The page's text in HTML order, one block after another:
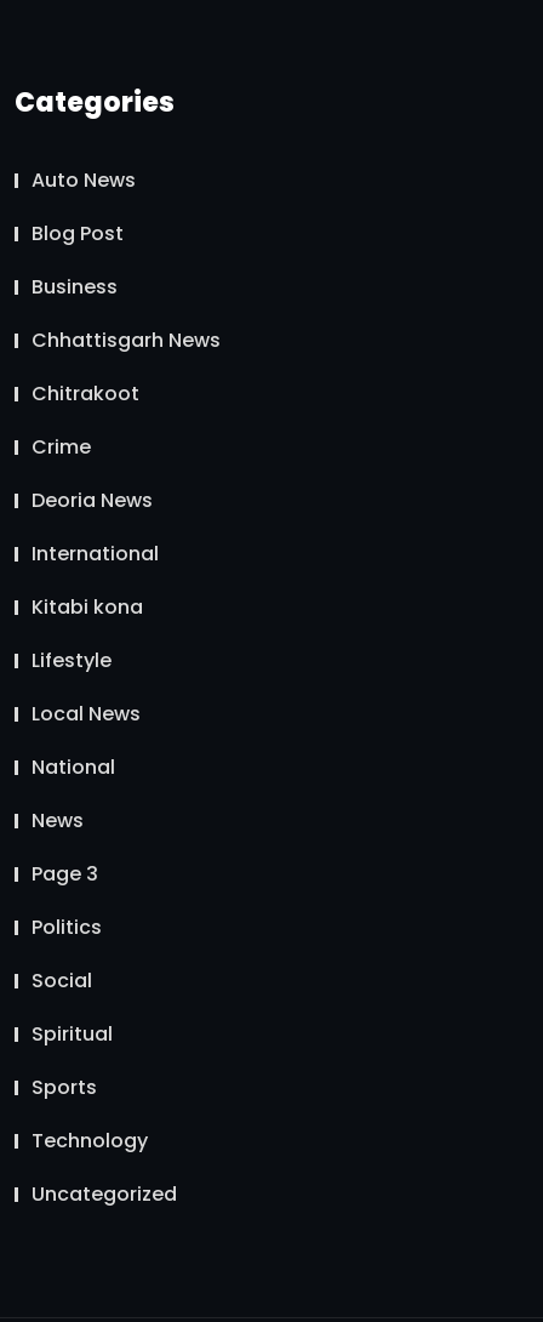
Categories
Auto News
Blog Post
Business
Chhattisgarh News
Chitrakoot
Crime
Deoria News
International
Kitabi kona
Lifestyle
Local News
National
News
Page 3
Politics
Social
Spiritual
Sports
Technology
Uncategorized